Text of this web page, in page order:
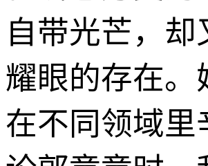
自带光芒，
耀眼的存在。
在不同领域